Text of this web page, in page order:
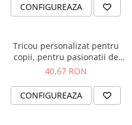
CONFIGUREAZA
Tricou personalizat pentru
copii, pentru pasionatii de
baschet, cu nume si minge de
40,67 RON
CONFIGUREAZA